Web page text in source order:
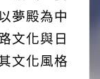
夢殿為中
文化與日
文化風格